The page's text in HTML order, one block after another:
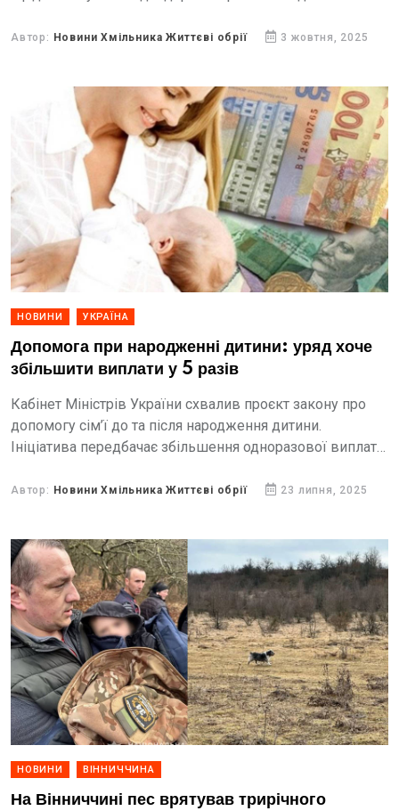
Автор: Новини Хмільника Життєві обрії 3 жовтня, 2025
НОВИНИ УКРАЇНА
Допомога при народженні дитини: уряд хоче
збільшити виплати у 5 разів
Кабінет Міністрів України схвалив проєкт закону про
допомогу сім’ї до та після народження дитини.
Ініціатива передбачає збільшення одноразової виплати
Які новації пропонує держава,...
Автор: Новини Хмільника Життєві обрії 23 липня, 2025
НОВИНИ ВІННИЧЧИНА
На Вінниччині пес врятував трирічного